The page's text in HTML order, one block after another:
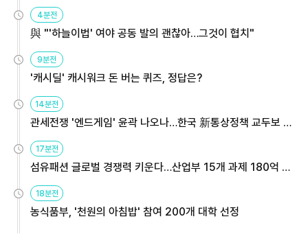
4분전
與 "'하늘이법' 여야 공동 발의 괜찮아…그것이 협치"
9분전
'캐시딜' 캐시워크 돈 버는 퀴즈, 정답은?
14분전
관세전쟁 '엔드게임' 윤곽 나오나…한국 新통상정책 교두보 활
17분전
섬유패션 글로벌 경쟁력 키운다…산업부 15개 과제 180억 지
18분전
농식품부, '천원의 아침밥' 참여 200개 대학 선정